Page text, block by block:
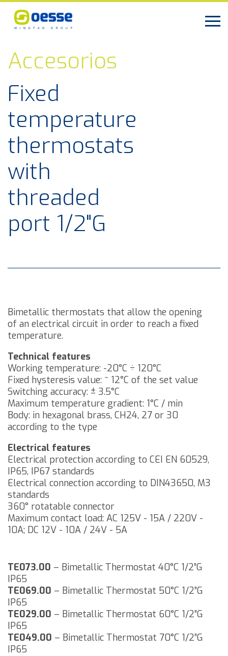
Accesorios
Fixed
temperature
thermostats
with
threaded
port 1/2"G
Bimetallic thermostats that allow the opening
of an electrical circuit in order to reach a fixed
temperature.
Technical features
Working temperature: -20°C ÷ 120°C
Fixed hysteresis value: ~ 12°C of the set value
Switching accuracy: ± 3.5°C
Maximum temperature gradient: 1°C / min
Body: in hexagonal brass, CH24, 27 or 30
according to the type
Electrical features
Electrical protection according to CEI EN 60529,
IP65, IP67 standards
Electrical connection according to DIN43650, M3
standards
360° rotatable connector
Maximum contact load: AC 125V - 15A / 220V -
10A; DC 12V - 10A / 24V - 5A
TE073.00 – Bimetallic Thermostat 40°C 1/2”G
IP65
TE069.00 – Bimetallic Thermostat 50°C 1/2”G
IP65
TE029.00 – Bimetallic Thermostat 60°C 1/2”G
IP65
TE049.00 – Bimetallic Thermostat 70°C 1/2”G
IP65